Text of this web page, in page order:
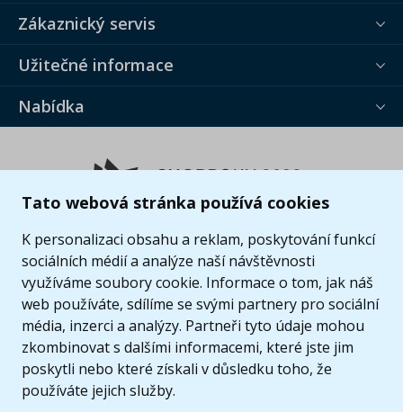
Tato webová stránka používá cookies
K personalizaci obsahu a reklam, poskytování funkcí
sociálních médií a analýze naší návštěvnosti
využíváme soubory cookie. Informace o tom, jak náš
web používáte, sdílíme se svými partnery pro sociální
média, inzerci a analýzy. Partneři tyto údaje mohou
zkombinovat s dalšími informacemi, které jste jim
poskytli nebo které získali v důsledku toho, že
používáte jejich služby.
Zákaznický servis
Užitečné informace
Nabídka